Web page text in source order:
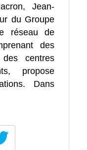
Jean-
du Groupe
réseau de
des
centres
propose
Dans